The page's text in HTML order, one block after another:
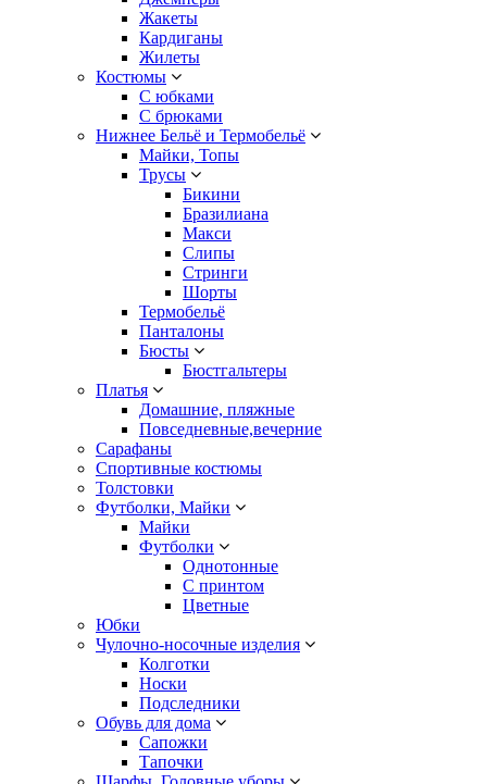
Жакеты
Кардиганы
Жилеты
Костюмы
С юбками
С брюками
Нижнее Бельё и Термобельё
Майки, Топы
Трусы
Бикини
Бразилиана
Макси
Слипы
Стринги
Шорты
Термобельё
Панталоны
Бюсты
Бюстгальтеры
Платья
Домашние, пляжные
Повседневные,вечерние
Сарафаны
Спортивные костюмы
Толстовки
Футболки, Майки
Майки
Футболки
Однотонные
С принтом
Цветные
Юбки
Чулочно-носочные изделия
Колготки
Носки
Подследники
Обувь для дома
Сапожки
Тапочки